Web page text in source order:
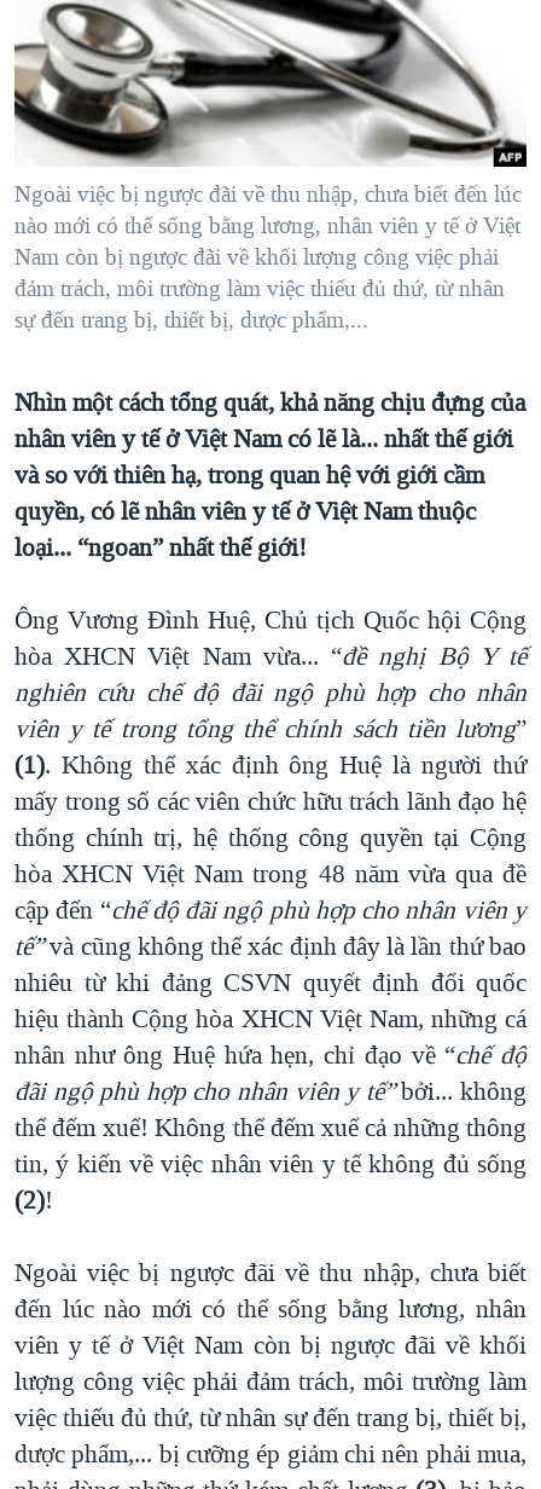
"Tìm"NGƯỜI VIỆT HẢI NGOẠI
ĐỜI SỐNG
KINH TẾ
KHOA HỌC
SỨC KHOẺ
THỂ THAO
GIÁO DỤC
TẠI
HÀNH TRÌNH BẦU CỬ 2024
MỘT NĂM CHIẾN TRANH TẠI DẢI GAZA
GIẢI MÃ VÀNH ĐAI & CON ĐƯỜNG
TRỊNH VĨNH BÌNH - NGƯỜI HẠ 'BÊN THẮNG CUỘC'
GROUND ZERO – XƯA VÀ NAY
CHI PHÍ CHIẾN TRANH AFGHANISTAN
THƯỢNG ĐỈNH TRUMP-KIM TẠI VIỆT NAM
TRỊNH VĨNH BÌNH VS. CHÍNH PHỦ VIỆT NAM
NGƯ DÂN VIỆT VÀ LÀN SÓNG TRỘM HẢI SÂM
BÊN KIA QUỐC LỘ: TIẾNG VỌNG TỪ NÔNG THÔN MỸ
VIDEO
NGHE
MẠNG XÃ HỘI
Ngôn ngữ khác
Ngoài việc bị ngược đãi về thu nhập, chưa biết đến lúc
nào mới có thể sống bằng lương, nhân viên y tế ở Việt
Nam còn bị ngược đãi về khối lượng công việc phải
đảm trách, môi trường làm việc thiếu đủ thứ, từ nhân
sự đến trang bị, thiết bị, dược phẩm,...
Nhìn một cách tổng quát, khả năng chịu đựng của
nhân viên y tế ở Việt Nam có lẽ là... nhất thế giới
và so với thiên hạ, trong quan hệ với giới cầm
quyền, có lẽ nhân viên y tế ở Việt Nam thuộc
loại... “ngoan” nhất thế giới!
Ông Vương Đình Huệ, Chủ tịch Quốc hội Cộng
hòa XHCN Việt Nam vừa... “đề nghịBộ Y tế
nghiên cứu chế độ đãi ngộ phù hợp cho nhân
viên y tế trong tổng thể chính sách tiền lương”
(1). Không thể xác định ông Huệ là người thứ
mấy trong số các viên chức hữu trách lãnh đạo hệ
thống chính trị, hệ thống công quyền tại Cộng
hòa XHCN Việt Nam trong 48 năm vừa qua đề
cập đến “chế độ đãi ngộ phù hợp cho nhân viên y
tế”và cũng không thể xác định đây là lần thứ bao
nhiêu từ khi đảng CSVN quyết định đổi quốc
hiệu thành Cộng hòa XHCN Việt Nam, những cá
nhân như ông Huệ hứa hẹn, chỉ đạo về “chế độ
đãi ngộ phù hợp cho nhân viên y tế”bởi... không
thể đếm xuể! Không thể đếm xuể cả những thông
tin, ý kiến về việc nhân viên y tế không đủ sống
(2)!
Ngoài việc bị ngược đãi về thu nhập, chưa biết
đến lúc nào mới có thể sống bằng lương, nhân
viên y tế ở Việt Nam còn bị ngược đãi về khối
lượng công việc phải đảm trách, môi trường làm
việc thiếu đủ thứ, từ nhân sự đến trang bị, thiết bị,
dược phẩm,... bị cưỡng ép giảm chi nên phải mua,